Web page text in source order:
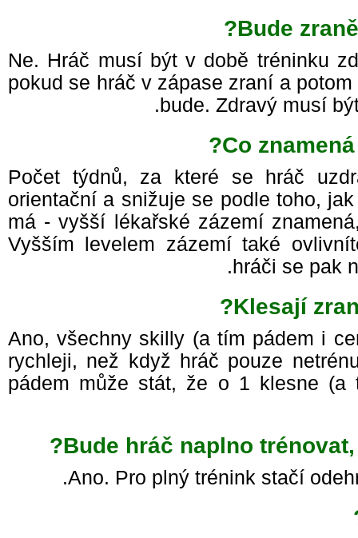
Bude
Ne. Hráč musí být v době tréninku
pokud se hráč v zápase zraní a
bude. Zdravý musí
Co
Počet týdnů, za které se hráč
orientační a snižuje se podle toho,
má - vyšší lékařské zázemí
Vyšším levelem zázemí také
hráči se pak
Klesají
Ano, všechny skilly (a tím pádem i
rychleji, než když hráč pouze
pádem může stát, že o 1 klesne
Bude hráč naplno
Ano. Pro plný trénink stačí